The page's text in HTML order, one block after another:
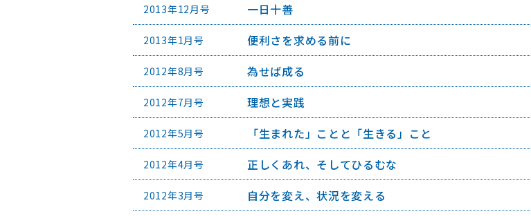
2013年12月号 一日十善
2013年1月号 便利さを求める前に
2012年8月号 為せば成る
2012年7月号 理想と実践
2012年5月号 「生まれた」ことと「生きる」こと
2012年4月号 正しくあれ、そしてひるむな
2012年3月号 自分を変え、状況を変える